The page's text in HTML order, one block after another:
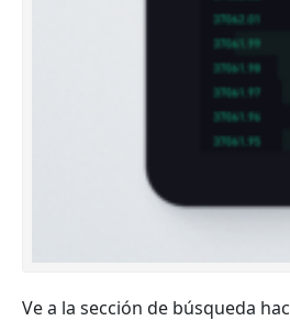
Ve a la sección de búsqueda